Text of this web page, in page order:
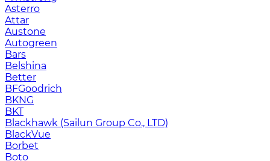
Asterro
Attar
Austone
Autogreen
Bars
Belshina
Better
BFGoodrich
BKNG
BKT
Blackhawk (Sailun Group Co., LTD)
BlackVue
Borbet
Boto